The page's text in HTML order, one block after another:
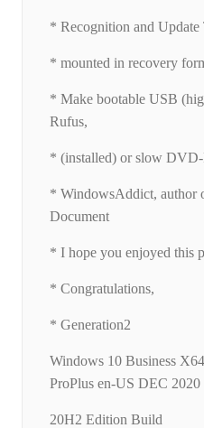
* Recognition and
* mounted in recovery
* Make bootable USB
Rufus,
* (installed) or slow DVD-
* WindowsAddict, author
Document
* I hope you enjoyed this
* Congratulations,
* Generation2
Windows 10 Business
ProPlus en-US DEC 2020
20H2 Edition Build